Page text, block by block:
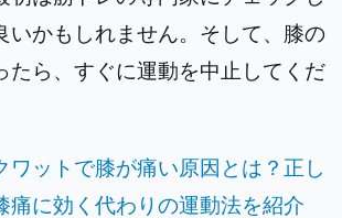
いかもしれません。そして、膝の
たら、すぐに運動を中止してくだ
ワットで膝が痛い原因とは？正し
痛に効く代わりの運動法を紹介